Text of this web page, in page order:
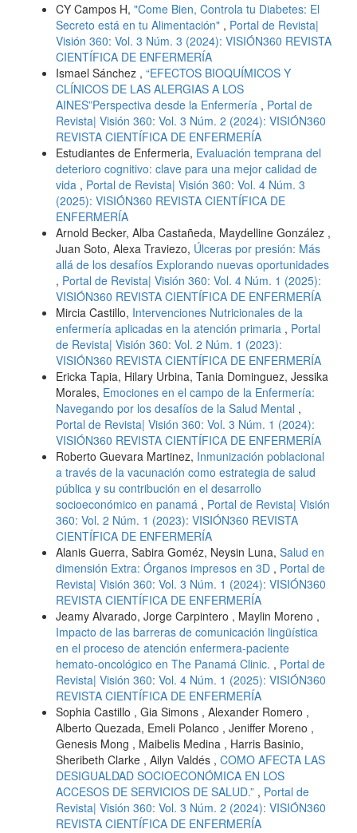
CY Campos H, "Come Bien, Controla tu Diabetes: El
Secreto está en tu Alimentación" , Portal de Revista|
Visión 360: Vol. 3 Núm. 3 (2024): VISIÓN360 REVISTA
CIENTÍFICA DE ENFERMERÍA
Ismael Sánchez , “EFECTOS BIOQUÍMICOS Y
CLÍNICOS DE LAS ALERGIAS A LOS
AINES”Perspectiva desde la Enfermería , Portal de
Revista| Visión 360: Vol. 3 Núm. 2 (2024): VISIÓN360
REVISTA CIENTÍFICA DE ENFERMERÍA
Estudiantes de Enfermeria, Evaluación temprana del
deterioro cognitivo: clave para una mejor calidad de
vida , Portal de Revista| Visión 360: Vol. 4 Núm. 3
(2025): VISIÓN360 REVISTA CIENTÍFICA DE
ENFERMERÍA
Arnold Becker, Alba Castañeda, Maydelline González ,
Juan Soto, Alexa Traviezo, Úlceras por presión: Más
allá de los desafíos Explorando nuevas oportunidades
, Portal de Revista| Visión 360: Vol. 4 Núm. 1 (2025):
VISIÓN360 REVISTA CIENTÍFICA DE ENFERMERÍA
Mircia Castillo, Intervenciones Nutricionales de la
enfermería aplicadas en la atención primaria , Portal
de Revista| Visión 360: Vol. 2 Núm. 1 (2023):
VISIÓN360 REVISTA CIENTÍFICA DE ENFERMERÍA
Ericka Tapia, Hilary Urbina, Tania Dominguez, Jessika
Morales, Emociones en el campo de la Enfermería:
Navegando por los desafíos de la Salud Mental ,
Portal de Revista| Visión 360: Vol. 3 Núm. 1 (2024):
VISIÓN360 REVISTA CIENTÍFICA DE ENFERMERÍA
Roberto Guevara Martinez, Inmunización poblacional
a través de la vacunación como estrategia de salud
pública y su contribución en el desarrollo
socioeconómico en panamá , Portal de Revista| Visión
360: Vol. 2 Núm. 1 (2023): VISIÓN360 REVISTA
CIENTÍFICA DE ENFERMERÍA
Alanis Guerra, Sabira Goméz, Neysin Luna, Salud en
dimensión Extra: Órganos impresos en 3D , Portal de
Revista| Visión 360: Vol. 3 Núm. 1 (2024): VISIÓN360
REVISTA CIENTÍFICA DE ENFERMERÍA
Jeamy Alvarado, Jorge Carpintero , Maylin Moreno ,
Impacto de las barreras de comunicación lingüística
en el proceso de atención enfermera-paciente
hemato-oncológico en The Panamá Clinic. , Portal de
Revista| Visión 360: Vol. 4 Núm. 1 (2025): VISIÓN360
REVISTA CIENTÍFICA DE ENFERMERÍA
Sophia Castillo , Gia Simons , Alexander Romero ,
Alberto Quezada, Emeli Polanco , Jeniffer Moreno ,
Genesis Mong , Maibelis Medina , Harris Basinio,
Sheribeth Clarke , Ailyn Valdés , COMO AFECTA LAS
DESIGUALDAD SOCIOECONÓMICA EN LOS
ACCESOS DE SERVICIOS DE SALUD.” , Portal de
Revista| Visión 360: Vol. 3 Núm. 2 (2024): VISIÓN360
REVISTA CIENTÍFICA DE ENFERMERÍA